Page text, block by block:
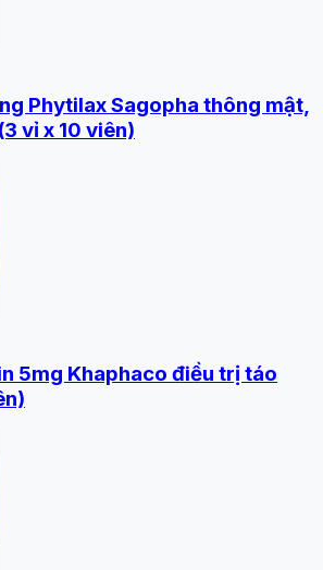
Phytilax Sagopha thông mật,
vỉ x 10 viên)
5mg Khaphaco điều trị táo